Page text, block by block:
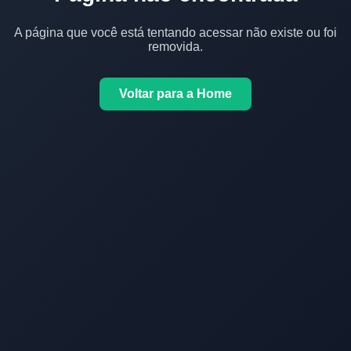
A página que você está tentando acessar não existe ou foi
removida.
Voltar para a Home